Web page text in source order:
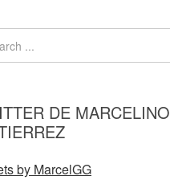
DE MARCELINO
by MarcelGG